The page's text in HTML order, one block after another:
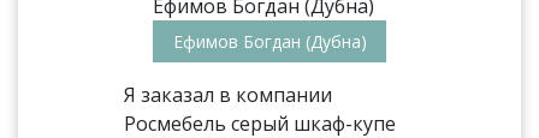
Ефимов Богдан (Дубна)
Я заказал в компании
Росмебель серый шкаф-купе